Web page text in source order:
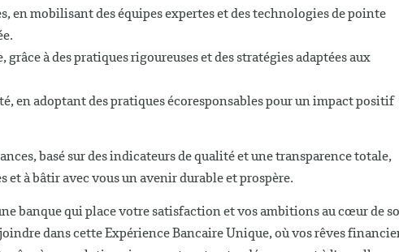
en mobilisant des équipes expertes et des technologies de pointe
à des pratiques rigoureuses et des stratégies adaptées aux
en adoptant des pratiques écoresponsables pour un impact positif
basé sur des indicateurs de qualité et une transparence totale,
et à bâtir avec vous un avenir durable et prospère.
banque qui place votre satisfaction et vos ambitions au cœur de
dans cette Expérience Bancaire Unique, où vos rêves